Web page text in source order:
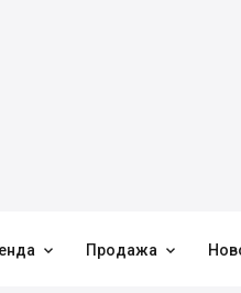
 Продажа 